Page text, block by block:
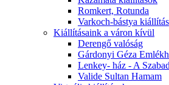
Romkert, Rotunda
Varkoch-bástya kiállítás
Kiállításaink a váron kívül
Derengő valóság
Gárdonyi Géza
Lenkey- ház - A
Valide Sultan Hamam